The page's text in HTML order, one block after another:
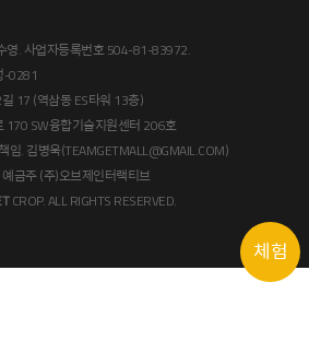
영. 사업자등록번호 504-81-83972.
-0281
17 (역삼동 ES타워 13층)
170 SW융합기술지원센터 206호
임. 김병욱(TEAMGETMALL@GMAIL.COM)
예금주 (주)오브제인터랙티브
CROP. ALL RIGHTS RESERVED.
체험